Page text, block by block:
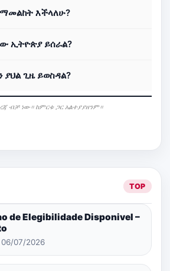
እችላለሁ?
ኢትዮጵያ ይሰራል?
ጊዜ ይወስዳል?
ብቻ ነው። ከምርቱ ጋር አልተያያዘንም።
TOP
de Elegibilidade Disponivel –
06/07/2026